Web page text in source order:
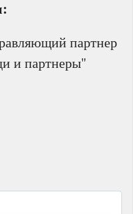
партнер
и партнеры"